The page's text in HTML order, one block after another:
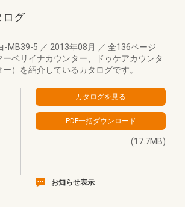
ログ
-MB39-5 ／ 2013年08月 ／ 全136ページ
ベリイナカウンター、ドゥケアカウンタ
）を紹介しているカタログです。
(17.7MB)
お知らせ表示